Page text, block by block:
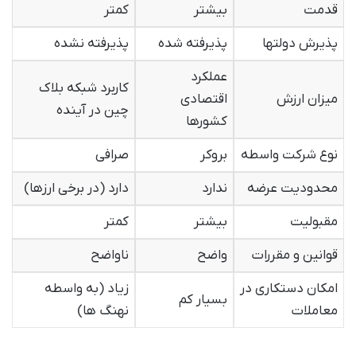
قدمت
بیشتر
کمتر
پذیرش دولتها
پذیرفته شده پذیرفته نشده
میزان ارزش
عملکرد
اقتصادی
کشورها
کاربرد شبکه بلاک
چین در آینده
نوع شرکت واسطه بروکر
صرافی
محدودیت عرضه
ندارد
دارد (در برخی ارزها)
مقبولیت
بیشتر
کمتر
قوانین و مقررات
واضح
ناواضح
امکان دستکاری در
معاملات
بسیار کم
زیاد (به واسطه
نهنگ ها)